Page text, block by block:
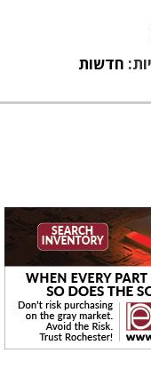
חדשות